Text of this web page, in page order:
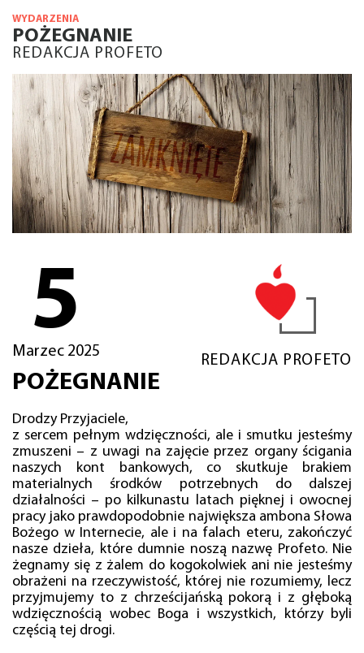
WYDARZENIA
POŻEGNANIE
REDAKCJA PROFETO
5
Marzec 2025
REDAKCJA PROFETO
POŻEGNANIE
Drodzy Przyjaciele,
z sercem pełnym wdzięczności, ale i smutku jesteśmy
zmuszeni – z uwagi na zajęcie przez organy ścigania
naszych kont bankowych, co skutkuje brakiem
materialnych środków potrzebnych do dalszej
działalności – po kilkunastu latach pięknej i owocnej
pracy jako prawdopodobnie największa ambona Słowa
Bożego w Internecie, ale i na falach eteru, zakończyć
nasze dzieła, które dumnie noszą nazwę Profeto. Nie
żegnamy się z żalem do kogokolwiek ani nie jesteśmy
obrażeni na rzeczywistość, której nie rozumiemy, lecz
przyjmujemy to z chrześcijańską pokorą i z głęboką
wdzięcznością wobec Boga i wszystkich, którzy byli
częścią tej drogi.